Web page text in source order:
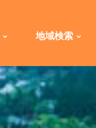
地域検索